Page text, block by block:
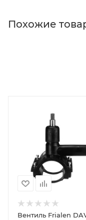
Похожие
Вентиль Frialen